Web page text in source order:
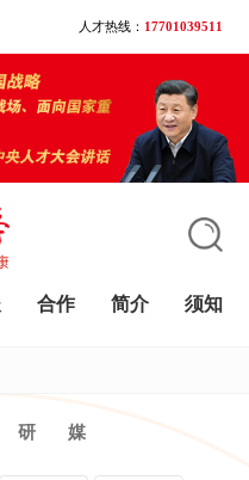
人才热线： 17701039511
合作 简介
须知
研 媒